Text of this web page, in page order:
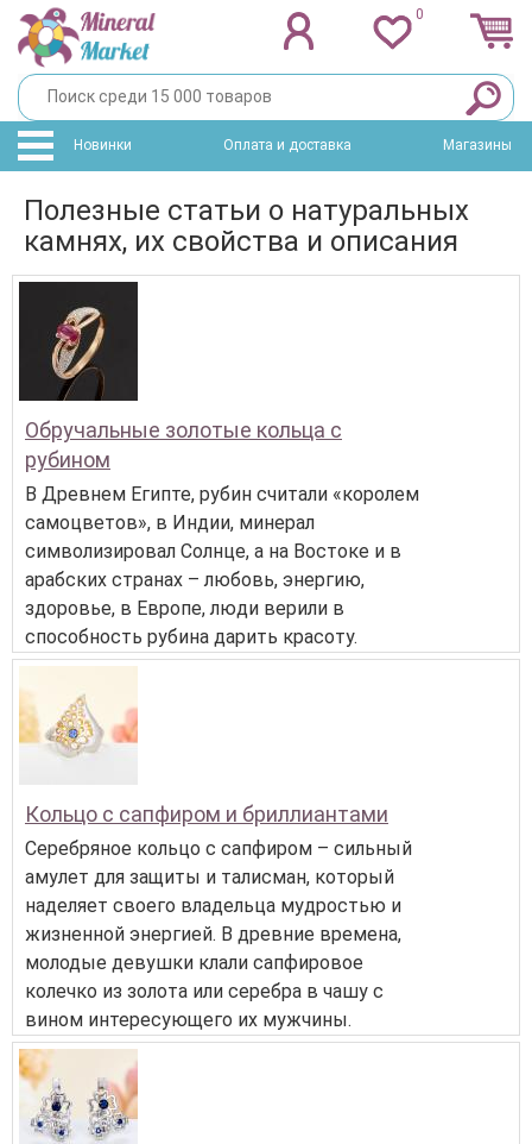
0
Новинки Оплата и доставка Магазины
Полезные статьи о натуральных
камнях, их свойства и описания
Обручальные золотые кольца с
рубином
В Древнем Египте, рубин считали «королем
самоцветов», в Индии, минерал
символизировал Солнце, а на Востоке и в
арабских странах – любовь, энергию,
здоровье, в Европе, люди верили в
способность рубина дарить красоту.
Кольцо с сапфиром и бриллиантами
Серебряное кольцо с сапфиром – сильный
амулет для защиты и талисман, который
наделяет своего владельца мудростью и
жизненной энергией. В древние времена,
молодые девушки клали сапфировое
колечко из золота или серебра в чашу с
вином интересующего их мужчины.